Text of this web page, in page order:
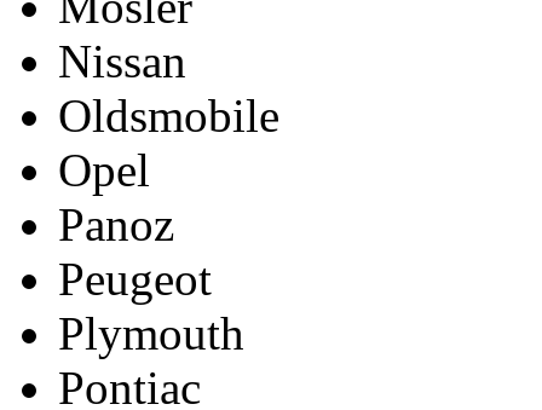
Nissan
Oldsmobile
Opel
Panoz
Peugeot
Plymouth
Pontiac